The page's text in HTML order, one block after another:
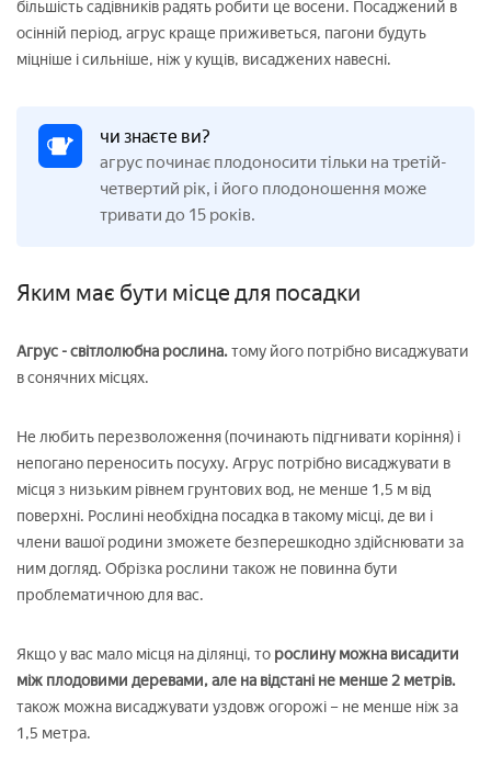
більшість садівників радять робити це восени. Посаджений в
осінній період, агрус краще приживеться, пагони будуть
міцніше і сильніше, ніж у кущів, висаджених навесні.
чи знаєте ви?
агрус починає плодоносити тільки на третій-
четвертий рік, і його плодоношення може
тривати до 15 років.
Яким має бути місце для посадки
Агрус - світлолюбна рослина.тому його потрібно висаджувати
в сонячних місцях.
Не любить перезволоження (починають підгнивати коріння) і
непогано переносить посуху. Агрус потрібно висаджувати в
місця з низьким рівнем грунтових вод, не менше 1,5 м від
поверхні. Рослині необхідна посадка в такому місці, де ви і
члени вашої родини зможете безперешкодно здійснювати за
ним догляд. Обрізка рослини також не повинна бути
проблематичною для вас.
Якщо у вас мало місця на ділянці, то рослину можна висадити
між плодовими деревами, але на відстані не менше 2 метрів.
також можна висаджувати уздовж огорожі – не менше ніж за
1,5 метра.